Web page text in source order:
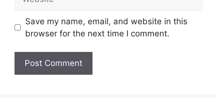
Save my name, email, and website in this
browser for the next time I comment.